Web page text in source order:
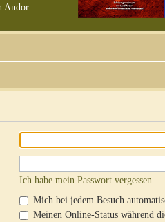
Andor
Ich habe mein Passwort vergessen
Mich bei jedem Besuch
Meinen Online-Status während